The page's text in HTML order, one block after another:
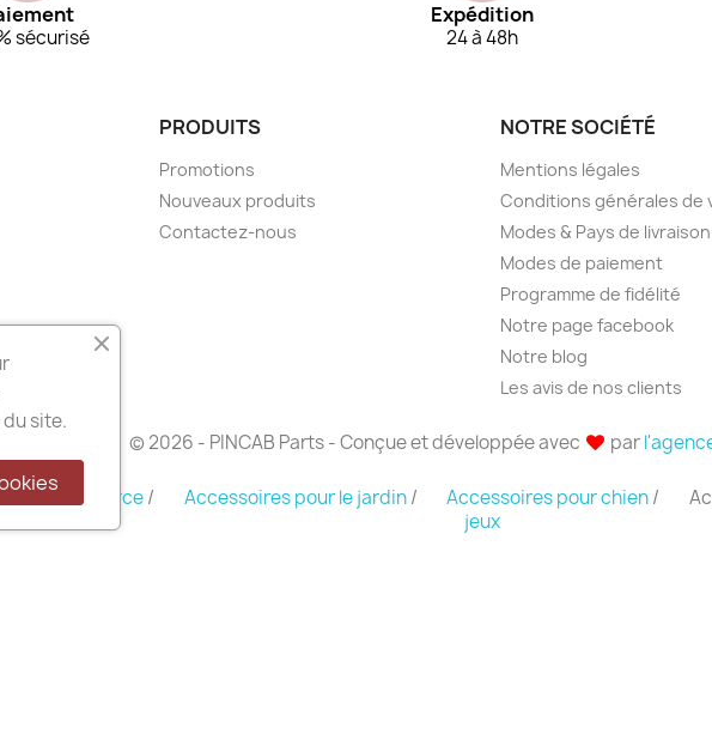
sécurisé
Expédition
24 à 48h
PRODUITS
Promotions
Nouveaux produits
Contactez-nous
NOTRE SOCIÉTÉ
Mentions légales
Conditions générales de
Modes & Pays de livraison
Modes de paiement
Programme de fidélité
Notre page facebook
Notre blog
Les avis de nos clients
© 2026 - PINCAB Parts - Conçue et développée avec par
le E-Commerce/ Accessoires pour le jardin/ Accessoires pour chien/
jeux
site.